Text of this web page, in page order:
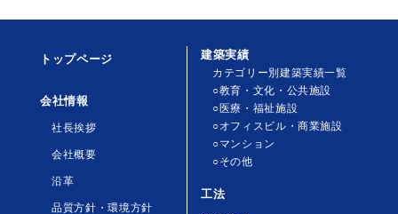
トップページ
会社情報
社長挨拶
会社概要
沿革
品質方針・環境方針
建築実績
カテゴリー別建築実績一覧
○教育・文化・公共施設
○医療・福祉施設
○オフィスビル・商業施設
○マンション
○その他
工法